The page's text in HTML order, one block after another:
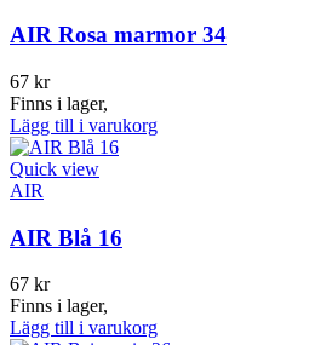
AIR Rosa marmor 34
67 kr
Finns i lager,
Lägg till i varukorg
Quick view
AIR
AIR Blå 16
67 kr
Finns i lager,
Lägg till i varukorg